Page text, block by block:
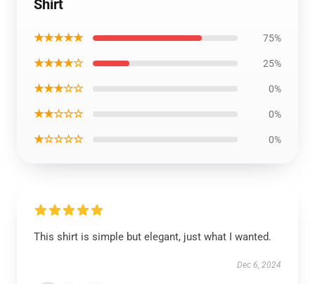
Shirt
★★★★★ 75%
★★★★☆ 25%
★★★☆☆ 0%
★★☆☆☆ 0%
★☆☆☆☆ 0%
This shirt is simple but elegant, just what I wanted.
Dec 6, 2024